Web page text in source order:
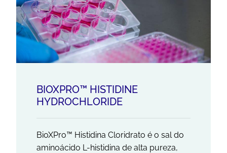
BIOXPRO™ HISTIDINE
HYDROCHLORIDE
BioXPro™ Histidina Cloridrato é o sal do
aminoácido L-histidina de alta pureza,